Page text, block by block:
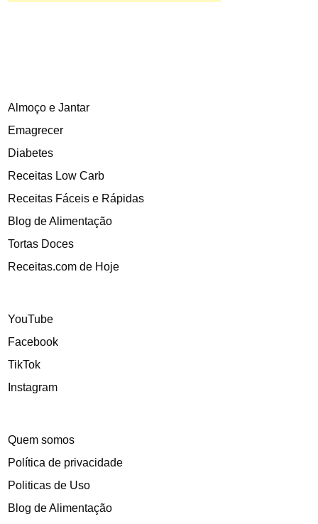
Almoço e Jantar
Emagrecer
Diabetes
Receitas Low Carb
Receitas Fáceis e Rápidas
Blog de Alimentação
Tortas Doces
Receitas.com de Hoje
YouTube
Facebook
TikTok
Instagram
Quem somos
Política de privacidade
Politicas de Uso
Blog de Alimentação